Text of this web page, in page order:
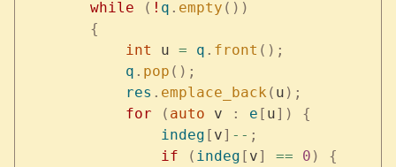
        while
( ! q . empty ())
        {
            int
u = q . front ();
            q
. pop ();
            res
. emplace_back ( u );
            for
( auto v : e [ u])
{
                indeg
[ v] -- ;
                if
( indeg [ v] == 0 )
{